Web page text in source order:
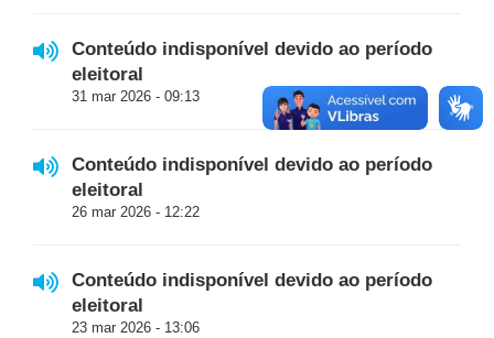
Conteúdo indisponível devido ao período
eleitoral
31 mar 2026 - 09:13
Conteúdo indisponível devido ao período
eleitoral
26 mar 2026 - 12:22
Conteúdo indisponível devido ao período
eleitoral
23 mar 2026 - 13:06